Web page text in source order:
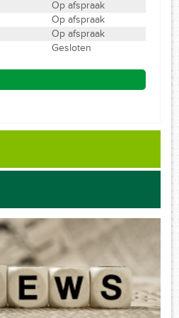
Op afspraak
Op afspraak
Op afspraak
Gesloten